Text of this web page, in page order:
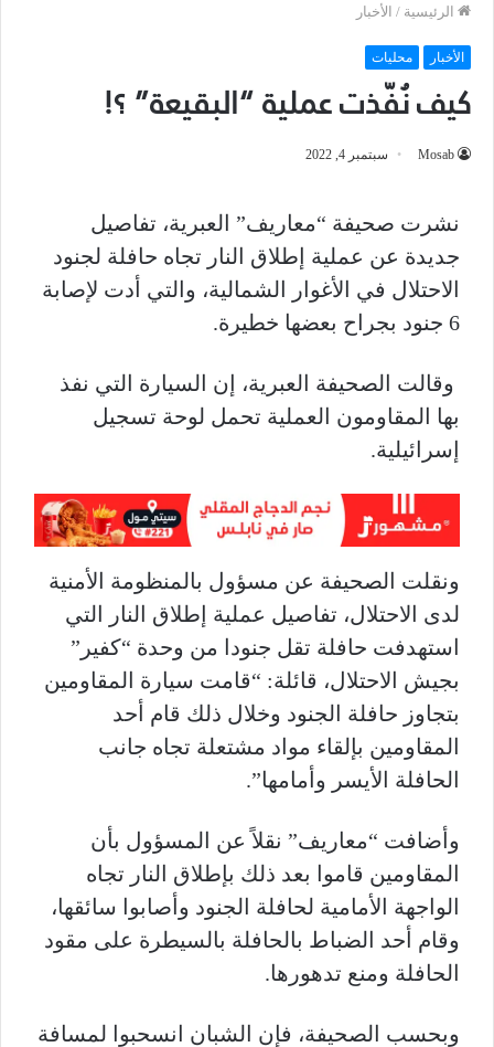
الرئيسية / الأخبار
الأخبار محليات
كيف نُفّذت عملية “البقيعة” ؟!
Mosab سبتمبر 4, 2022
نشرت صحيفة “معاريف” العبرية، تفاصيل
جديدة عن عملية إطلاق النار تجاه حافلة لجنود
الاحتلال في الأغوار الشمالية، والتي أدت لإصابة
6 جنود بجراح بعضها خطيرة.
وقالت الصحيفة العبرية، إن السيارة التي نفذ
بها المقاومون العملية تحمل لوحة تسجيل
إسرائيلية.
ونقلت الصحيفة عن مسؤول بالمنظومة الأمنية
لدى الاحتلال، تفاصيل عملية إطلاق النار التي
استهدفت حافلة تقل جنودا من وحدة “كفير”
بجيش الاحتلال، قائلة: “قامت سيارة المقاومين
بتجاوز حافلة الجنود وخلال ذلك قام أحد
المقاومين بإلقاء مواد مشتعلة تجاه جانب
الحافلة الأيسر وأمامها”.
وأضافت “معاريف” نقلاً عن المسؤول بأن
المقاومين قاموا بعد ذلك بإطلاق النار تجاه
الواجهة الأمامية لحافلة الجنود وأصابوا سائقها،
وقام أحد الضباط بالحافلة بالسيطرة على مقود
الحافلة ومنع تدهورها.
وبحسب الصحيفة، فإن الشبان انسحبوا لمسافة